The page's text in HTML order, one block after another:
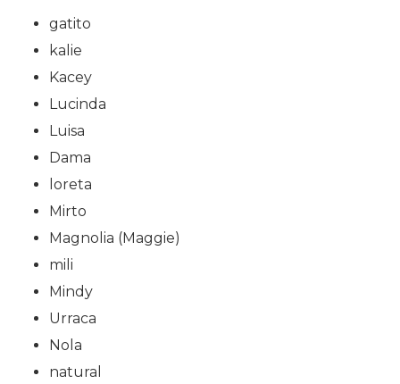
gatito
kalie
Kacey
Lucinda
Luisa
Dama
loreta
Mirto
Magnolia (Maggie)
mili
Mindy
Urraca
Nola
natural